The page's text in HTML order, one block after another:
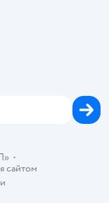
cookie
•
сайтом